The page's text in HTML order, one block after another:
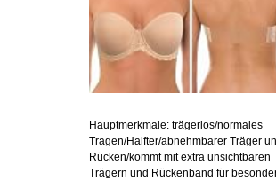
Hauptmerkmale: trägerlos/normales
Tragen/Halfter/abnehmbarer Träger
Rücken/kommt mit extra unsichtbaren
Trägern und Rückenband für